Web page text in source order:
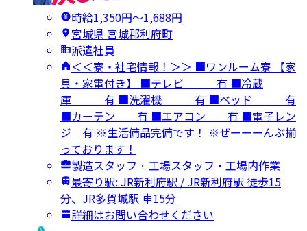
時給1,350円〜1,688円
宮城県 宮城郡利府町
派遣社員
＜＜寮・社宅情報！＞＞ ■ワンルーム寮 【家
具・家電付き】 ■テレビ 有 ■冷蔵
庫 有 ■洗濯機 有 ■ベッド 有
■カーテン 有 ■エアコン 有 ■電子レン
ジ 有 ※生活備品完備です！ ※ぜーーーんぶ揃
っております！
製造スタッフ · 工場スタッフ・工場内作業
最寄り駅: JR新利府駅 / JR新利府駅 徒歩15
分、JR多賀城駅 車15分
詳細はお問い合わせください